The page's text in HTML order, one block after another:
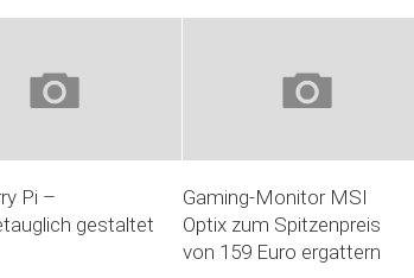
Pi –
gestaltet
Gaming-Monitor MSI
Optix zum Spitzenpreis
von 159 Euro ergattern